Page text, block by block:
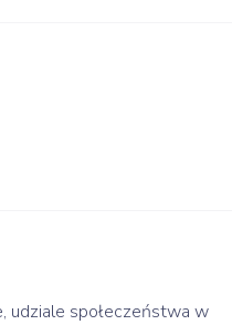
udziale społeczeństwa w